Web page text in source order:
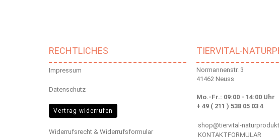
RECHTLICHES
Impressum
Datenschutz
Vertrag widerrufen
Widerrufsrecht & Widerrufsformular
TIERVITAL-
Normannenstr. 3
41462 Neuss
Mo.-Fr.: 09:00 - 14:00 Uhr
+ 49 ( 211 ) 538 05 03 4
shop@tiervital-
KONTAKTFORMULAR